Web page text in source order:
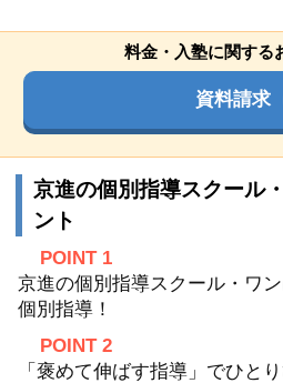
料金・入塾に関する
資料請求
京進の個別指導スクール
ント
POINT 1
京進の個別指導スクール・ワ
個別指導！
POINT 2
「褒めて伸ばす指導」でひと